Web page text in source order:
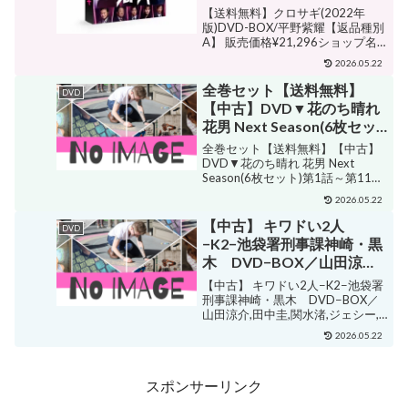
【送料無料】クロサギ(2022年
版)DVD-BOX/平野紫耀【返品種別
A】 販売価格¥21,296ショップ名
Joshin web CD/DVD楽天市場店ジ
ャンルサスペンス・ミステリー購
入する 品 番：TCED-6856発売
日：2023年05...
2026.05.22
DVD
全巻セット【送料無料】
【中古】DVD▼花のち晴れ
花男 Next Season(6枚セッ
ト)第1話～第11話 最終▽レ
ンタル落ち ケース無
全巻セット【送料無料】【中古】
DVD▼花のち晴れ 花男 Next
Season(6枚セット)第1話～第11話
最終▽レンタル落ち ケース無 販売
価格¥7,998ショップ名中古 dvd販
売 あいストアジャンルロマンス・
ラブストーリー購入する ...
2026.05.22
DVD
【中古】 キワドい2人
−K2−池袋署刑事課神崎・黒
木 DVD−BOX／山田涼介,
田中圭,関水渚,ジェシー,江
口のりこ,六角精児,横関大
（原作）,田渕夏海（音楽）
【中古】 キワドい2人−K2−池袋署
刑事課神崎・黒木 DVD−BOX／
山田涼介,田中圭,関水渚,ジェシー,
江口のりこ,六角精児,横関大（原
作）,田渕夏海（音楽） 【中古】
ジ...
2026.05.22
スポンサーリンク